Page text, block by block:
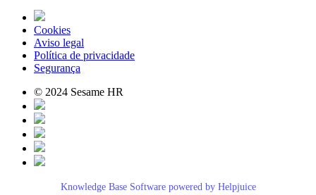
Cookies
Aviso legal
Política de privacidade
Segurança
© 2024 Sesame HR
Knowledge Base Software powered by Helpjuice